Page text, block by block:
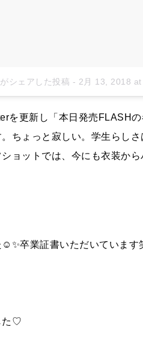
シェアした投稿 - 2月 13, 2018
を更新し「本日発売FLASH
ちょっと寂しい。学生らし
ョットでは、今にも衣装か
卒業証書いただいています
た♡